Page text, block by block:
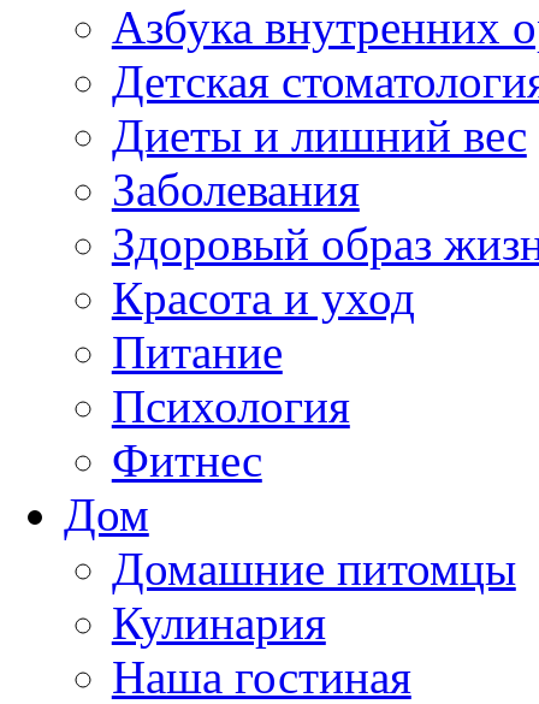
Азбука внутренних
Детская
Диеты и лишний вес
Заболевания
Здоровый образ
Красота и уход
Питание
Психология
Фитнес
Дом
Домашние питомцы
Кулинария
Наша гостиная